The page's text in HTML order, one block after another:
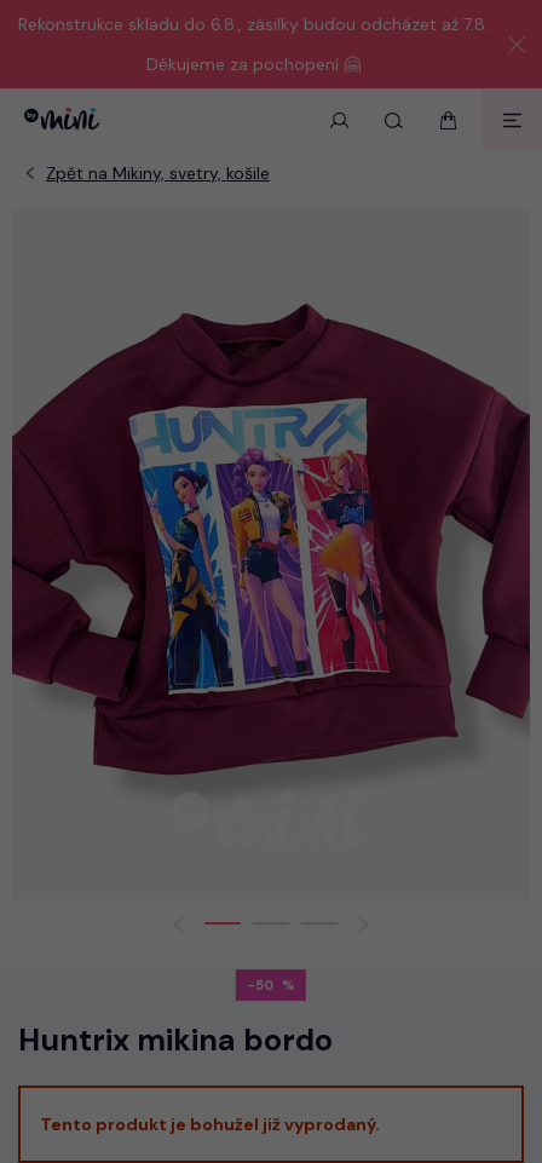
Rekonstrukce skladu do 6.8., zásilky budou odcházet až 7.8.
Děkujeme za pochopení 🤗
-50
Huntrix mikina bordo
Tento produkt je bohužel již vyprodaný.